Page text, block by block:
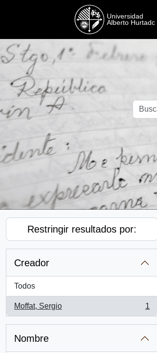
Restringir resultados por:
Creador
Todos
Moffat, Sergio
, 1 resultados
1
Nombre